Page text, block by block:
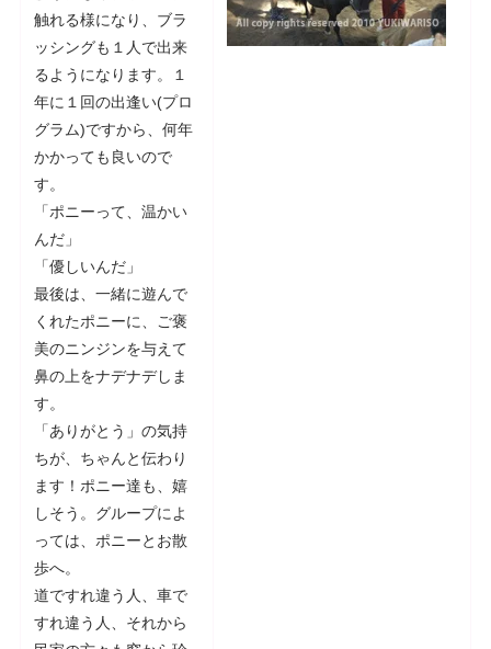
触れる様になり、ブラ
ッシングも１人で出来
るようになります。１
年に１回の出逢い(プロ
グラム)ですから、何年
かかっても良いので
す。
「ポニーって、温かい
んだ」
「優しいんだ」
最後は、一緒に遊んで
くれたポニーに、ご褒
美のニンジンを与えて
鼻の上をナデナデしま
す。
「ありがとう」の気持
ちが、ちゃんと伝わり
ます！ポニー達も、嬉
しそう。グループによ
っては、ポニーとお散
歩へ。
道ですれ違う人、車で
すれ違う人、それから